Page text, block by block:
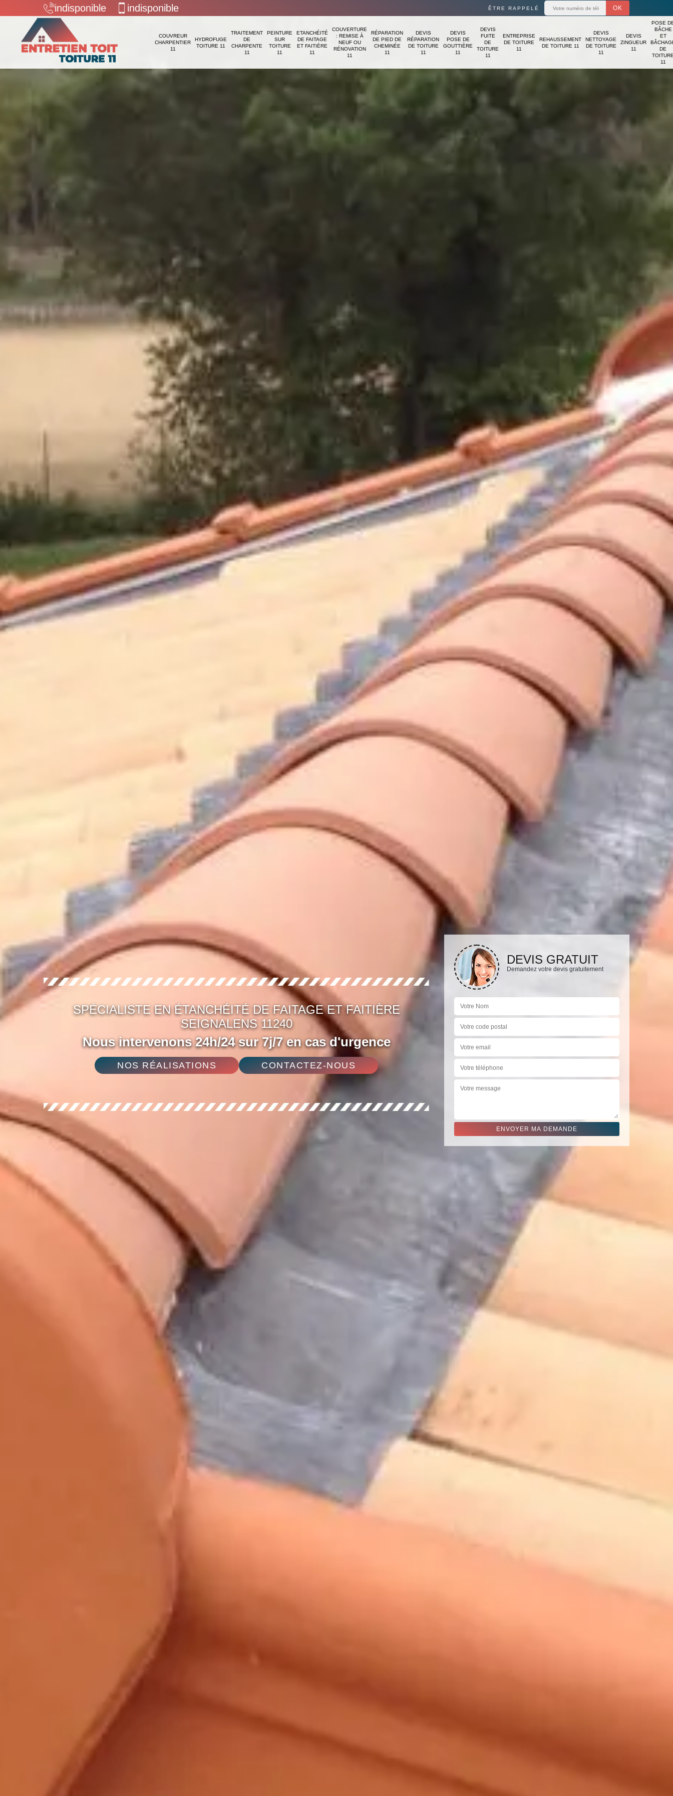
indisponible indisponible ÊTRE RAPPELÉ
COUVREUR
CHARPENTIER
11
HYDROFUGE
TOITURE 11
TRAITEMENT
DE
CHARPENTE
11
PEINTURE
SUR
TOITURE
11
ETANCHÉITÉ
DE FAITAGE
ET FAITIÈRE
11
COUVERTURE
: REMISE À
NEUF OU
RÉNOVATION
11
RÉPARATION
DE PIED DE
CHEMINÉE
11
DEVIS
RÉPARATION
DE TOITURE
11
DEVIS
POSE DE
GOUTTIÈRE
11
DEVIS
FUITE
DE
TOITURE
11
ENTREPRISE
DE TOITURE
11
REHAUSSEMENT
DE TOITURE 11
DEVIS
NETTOYAGE
DE TOITURE
11
DEVIS
ZINGUEUR
11
POSE
BÂCHE
ET
DE
11
SPÉCIALISTE EN ÉTANCHÉITÉ DE FAITAGE ET FAITIÈRE
SEIGNALENS 11240
Nous intervenons 24h/24 sur 7j/7 en cas d'urgence
NOS RÉALISATIONS CONTACTEZ-NOUS
DEVIS GRATUIT
Demandez votre devis gratuitement